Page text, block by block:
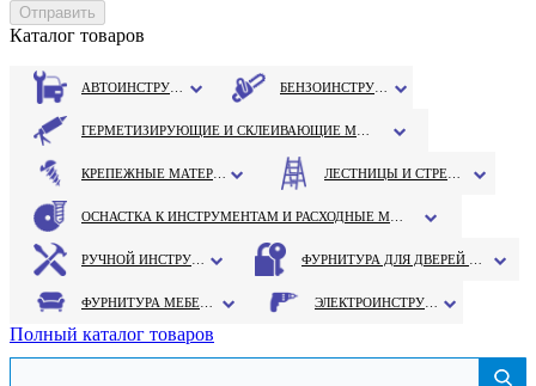
Каталог товаров
Полный каталог товаров